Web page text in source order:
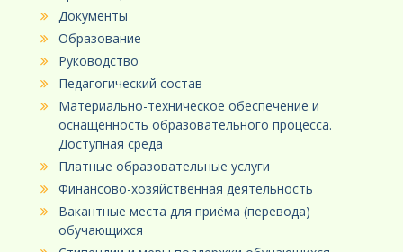
Документы
Образование
Руководство
Педагогический состав
Материально-техническое обеспечение и
оснащенность образовательного процесса.
Доступная среда
Платные образовательные услуги
Финансово-хозяйственная деятельность
Вакантные места для приёма (перевода)
обучающихся